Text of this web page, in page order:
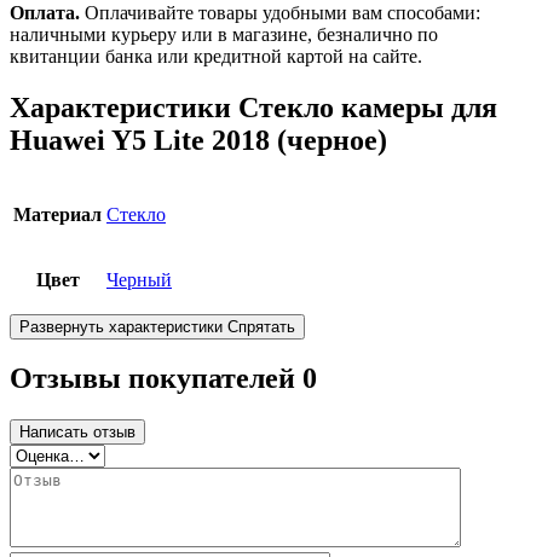
Оплата. Оплачивайте товары удобными вам способами:
наличными курьеру или в магазине, безналично по
квитанции банка или кредитной картой на сайте.
Характеристики Стекло камеры для
Huawei Y5 Lite 2018 (черное)
Материал Стекло
Цвет Черный
Развернуть характеристики Спрятать
Отзывы покупателей 0
Написать отзыв